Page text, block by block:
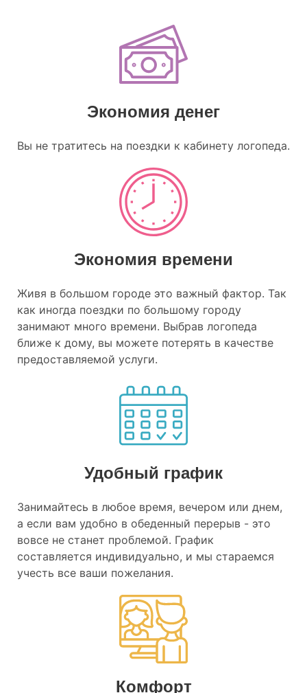
Экономия денег
Вы не тратитесь на поездки к кабинету логопеда.
Экономия времени
Живя в большом городе это важный фактор. Так
как иногда поездки по большому городу
занимают много времени. Выбрав логопеда
ближе к дому, вы можете потерять в качестве
предоставляемой услуги.
Удобный график
Занимайтесь в любое время, вечером или днем,
а если вам удобно в обеденный перерыв - это
вовсе не станет проблемой. График
составляется индивидуально, и мы стараемся
учесть все ваши пожелания.
Комфорт